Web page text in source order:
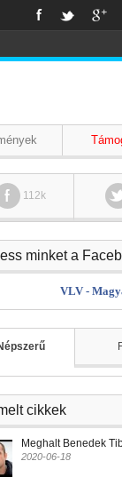
112k
minket a
VLV -
cikkek
Meghalt Benedek
2020-06-18